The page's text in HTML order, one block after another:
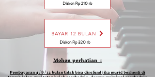
Diskon Rp 210 rb
BAYAR 12 BULAN
Diskon Rp 320 rb
Mohon perhatian :
Pembayaran 4 / 8 / 12 bulan tidak bisa direfund jika murid berhenti di